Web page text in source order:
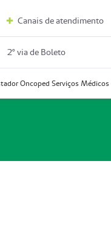
Canais de atendimento
2º via de Boleto